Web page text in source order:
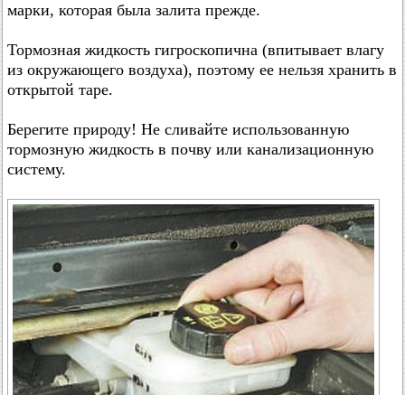
марки, которая была залита прежде.
Тормозная жидкость гигроскопична (впитывает влагу
из окружающего воздуха), поэтому ее нельзя хранить в
открытой таре.
Берегите природу! Не сливайте использованную
тормозную жидкость в почву или канализационную
систему.